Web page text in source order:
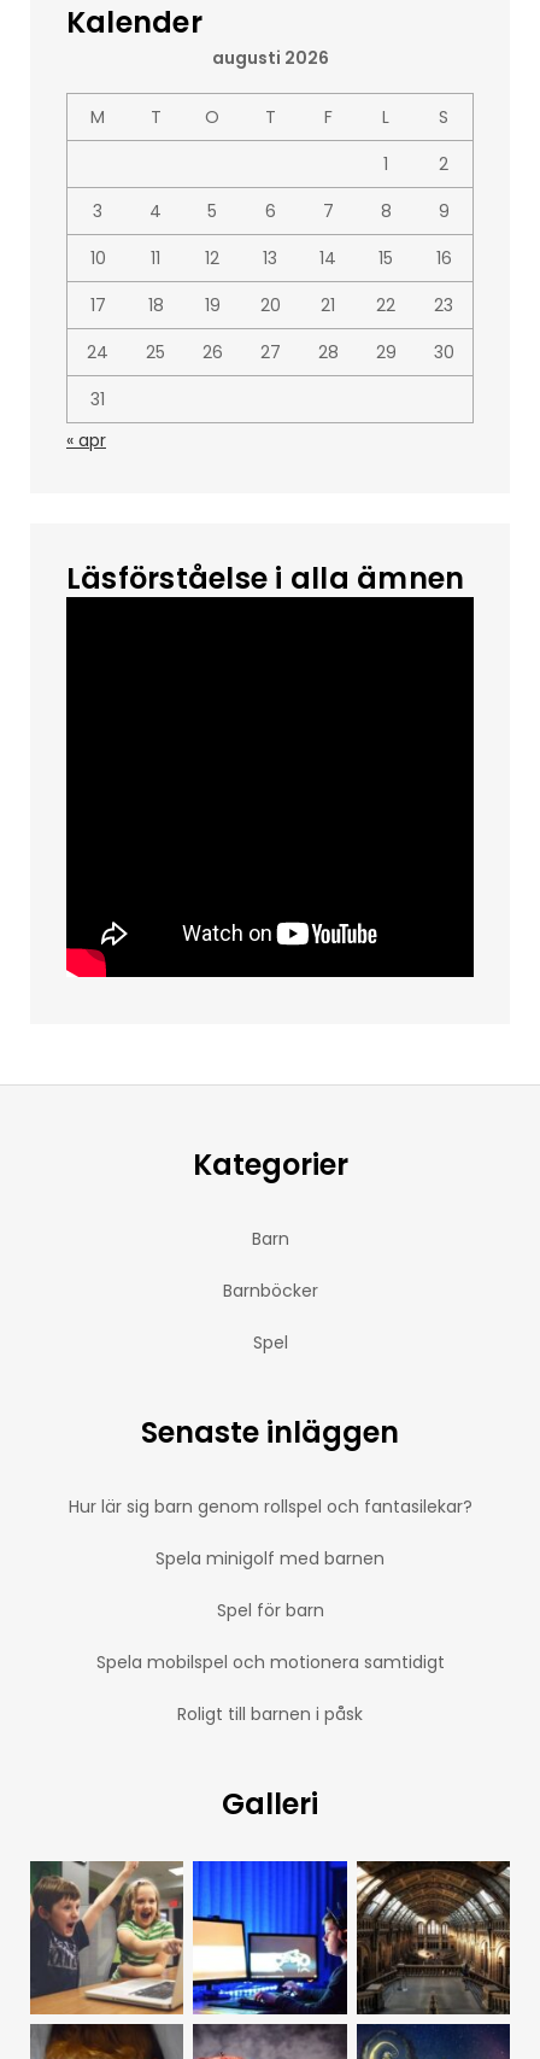
Kalender
augusti 2026
M T O T F L
S
1
2
3
4 5 6 7 8
9
10
11 12 13 14 15
16
17
18 19 20 21 22
23
24
25 26 27 28 29
30
31
« apr
Läsförståelse i alla ämnen
Kategorier
Barn
Barnböcker
Spel
Senaste inläggen
Hur lär sig barn genom rollspel och fantasilekar?
Spela minigolf med barnen
Spel för barn
Spela mobilspel och motionera samtidigt
Roligt till barnen i påsk
Galleri